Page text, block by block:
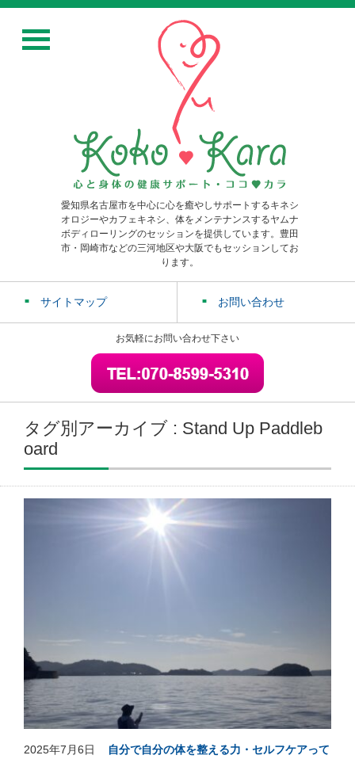
愛知県名古屋市を中心に心を癒やしサポートするキネシ
オロジーやカフェキネシ、体をメンテナンスするヤムナ
ボディローリングのセッションを提供しています。豊田
市・岡崎市などの三河地区や大阪でもセッションしてお
ります。
サイトマップ お問い合わせ
お気軽にお問い合わせ下さい
タグ別アーカイブ : Stand Up Paddleb
oard
2025年7月6日
自分で自分の体を整える力・セルフケアって